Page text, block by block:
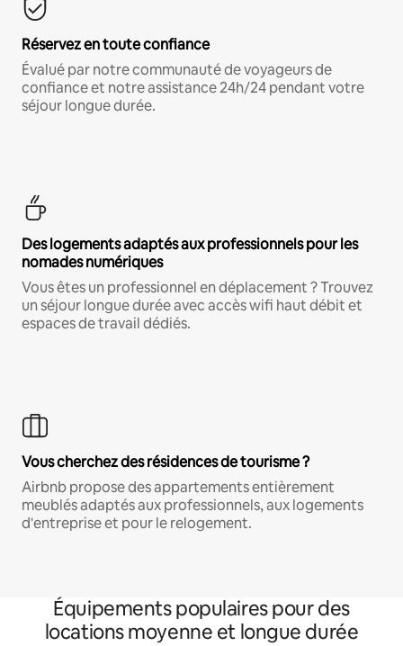
Réservez en toute confiance
Évalué par notre communauté de voyageurs de
confiance et notre assistance 24h/24 pendant votre
séjour longue durée.
Des logements adaptés aux professionnels pour les
nomades numériques
Vous êtes un professionnel en déplacement ? Trouvez
un séjour longue durée avec accès wifi haut débit et
espaces de travail dédiés.
Vous cherchez des résidences de tourisme ?
Airbnb propose des appartements entièrement
meublés adaptés aux professionnels, aux logements
d'entreprise et pour le relogement.
Équipements populaires pour des
locations moyenne et longue durée